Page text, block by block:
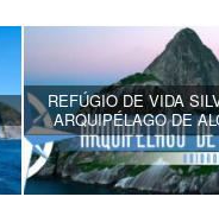
REFÚGIO DE VIDA
ARQUIPÉLAGO DE